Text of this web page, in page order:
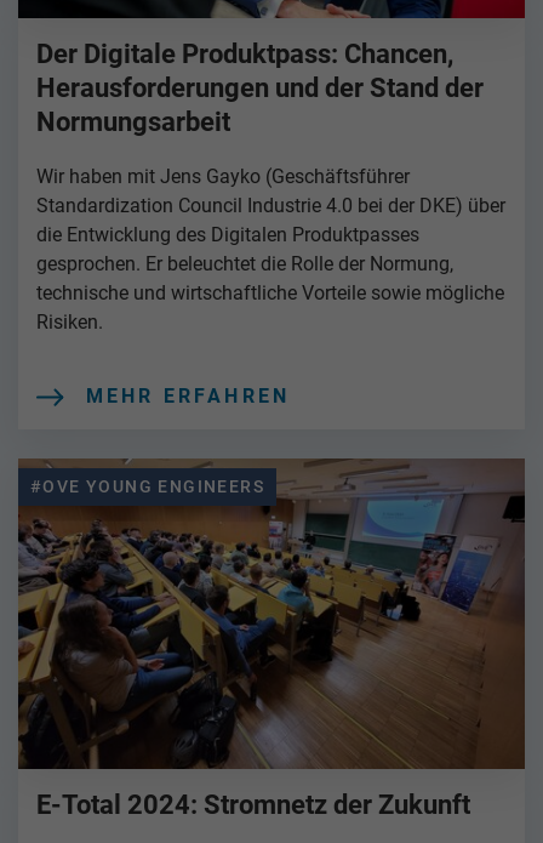
Der Digitale Produktpass: Chancen,
Herausforderungen und der Stand der
Normungsarbeit
Wir haben mit Jens Gayko (Geschäftsführer
Standardization Council Industrie 4.0 bei der DKE) über
die Entwicklung des Digitalen Produktpasses
gesprochen. Er beleuchtet die Rolle der Normung,
technische und wirtschaftliche Vorteile sowie mögliche
Risiken.
MEHR ERFAHREN
#OVE YOUNG ENGINEERS
E-Total 2024: Stromnetz der Zukunft